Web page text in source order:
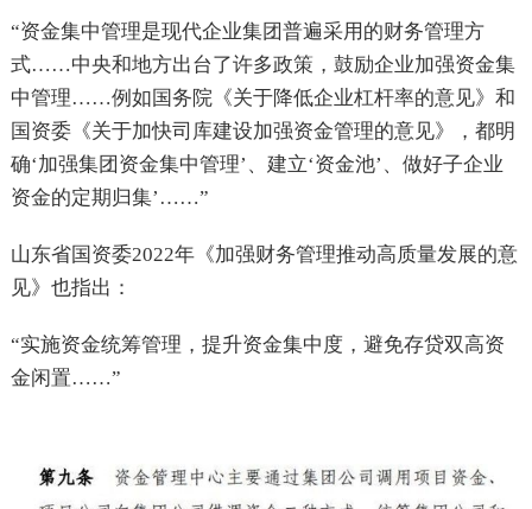
“资金集中管理是现代企业集团普遍采用的财务管理方
式……中央和地方出台了许多政策，鼓励企业加强资金集
中管理……例如国务院《关于降低企业杠杆率的意见》和
国资委《关于加快司库建设加强资金管理的意见》，都明
确‘加强集团资金集中管理’、建立‘资金池’、做好子企业
资金的定期归集’……”
山东省国资委2022年《加强财务管理推动高质量发展的意
见》也指出：
“实施资金统筹管理，提升资金集中度，避免存贷双高资
金闲置……”